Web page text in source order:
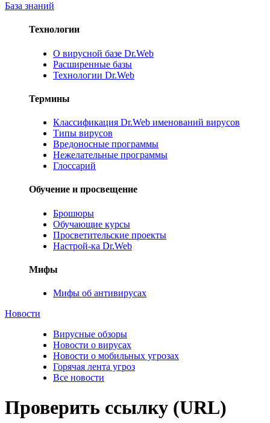
База знаний
Технологии
О вирусной базе Dr.Web
Расширенные базы
Технологии Dr.Web
Термины
Классификация Dr.Web именований вирусов
Типы вирусов
Вредоносные программы
Нежелательные программы
Глоссарий
Обучение и просвещение
Брошюры
Обучающие курсы
Просветительские проекты
Настрой-ка Dr.Web
Мифы
Мифы об антивирусах
Новости
Вирусные обзоры
Новости о вирусах
Новости о мобильных угрозах
Горячая лента угроз
Все новости
Проверить ссылку (URL)